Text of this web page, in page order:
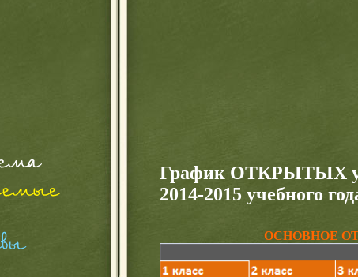
График ОТКРЫТЫХ
2014-2015 учебного
ОСНОВНОЕ